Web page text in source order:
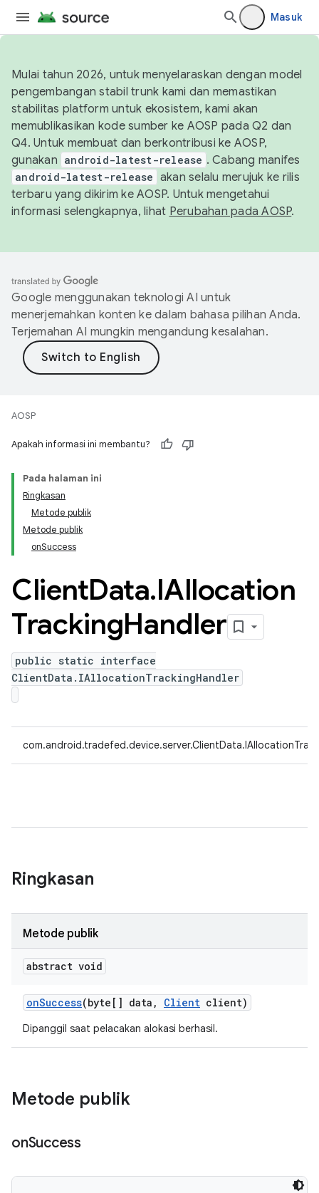
Masuk
Mulai tahun 2026, untuk menyelaraskan dengan model
pengembangan stabil trunk kami dan memastikan
stabilitas platform untuk ekosistem, kami akan
memublikasikan kode sumber ke AOSP pada Q2 dan
Q4. Untuk membuat dan berkontribusi ke AOSP,
gunakan android-latest-release . Cabang manifes
android-latest-release akan selalu merujuk ke rilis
terbaru yang dikirim ke AOSP. Untuk mengetahui
informasi selengkapnya, lihat Perubahan pada AOSP.
Google menggunakan teknologi AI untuk
menerjemahkan konten ke dalam bahasa pilihan Anda.
Terjemahan AI mungkin mengandung kesalahan.
AOSP
Apakah informasi ini membantu?
Pada halaman ini
Ringkasan
Metode publik
Metode publik
onSuccess
ClientData.IAllocation
TrackingHandler
public static interface
ClientData.IAllocationTrackingHandler
Ringkasan
Metode publik
abstract void
onSuccess(byte[] data , Client client)
Dipanggil saat pelacakan alokasi berhasil.
Metode publik
onSuccess